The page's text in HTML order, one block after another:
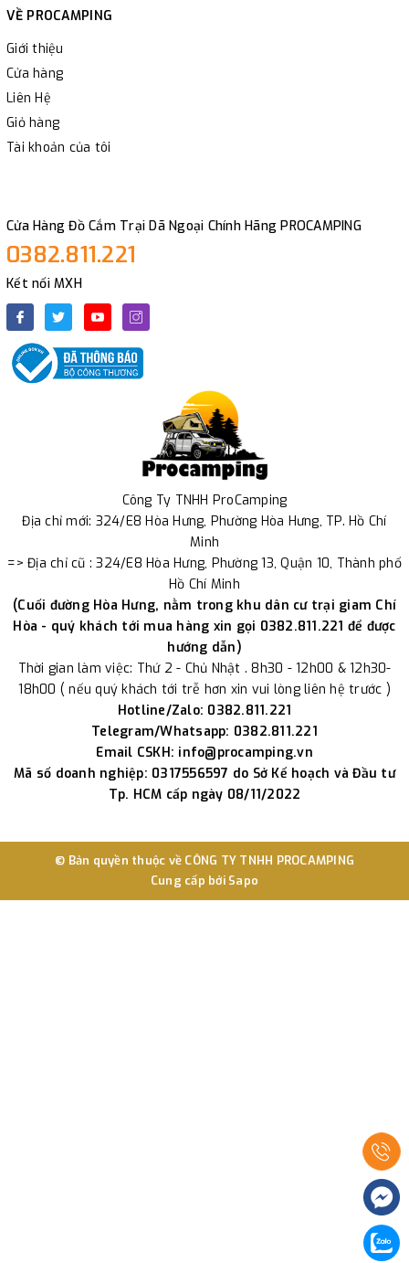
VỀ PROCAMPING
Giới thiệu
Cửa hàng
Liên Hệ
Giỏ hàng
Tài khoản của tôi
Cửa Hàng Đồ Cắm Trại Dã Ngoại Chính Hãng PROCAMPING
0382.811.221
Kết nối MXH
Công Ty TNHH ProCamping
Địa chỉ mới: 324/E8 Hòa Hưng, Phường Hòa Hưng, TP. Hồ Chí
Minh
=> Địa chỉ cũ : 324/E8 Hòa Hưng, Phường 13, Quận 10, Thành phố
Hồ Chí Minh
(Cuối đường Hòa Hưng, nằm trong khu dân cư trại giam Chí
Hòa - quý khách tới mua hàng xin gọi 0382.811.221 để được
hướng dẫn)
Thời gian làm việc: Thứ 2 - Chủ Nhật . 8h30 - 12h00 & 12h30-
18h00 ( nếu quý khách tới trễ hơn xin vui lòng liên hệ trước )
Hotline/Zalo: 0382.811.221
Telegram/Whatsapp: 0382.811.221
Email CSKH: info@procamping.vn
Mã số doanh nghiệp: 0317556597 do Sở Kế hoạch và Đầu tư
Tp. HCM cấp ngày 08/11/2022
© Bản quyền thuộc về CÔNG TY TNHH PROCAMPING
Cung cấp bởi Sapo